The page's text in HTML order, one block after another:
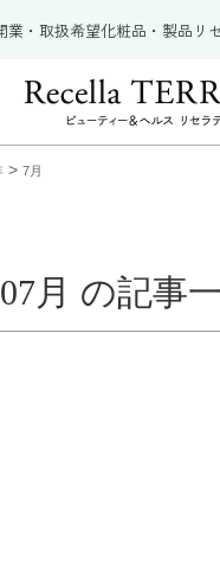
業・取扱希望化粧品・製品 リ
> 7月
月 の記事